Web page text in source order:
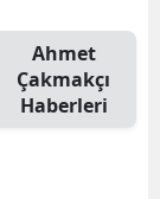
Ahmet
Çakmakçı
Haberleri